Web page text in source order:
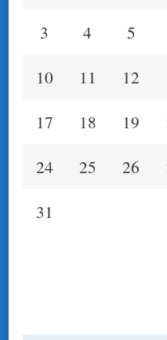
3
4 5
10
11 12
17
18 19
24
25 26
31